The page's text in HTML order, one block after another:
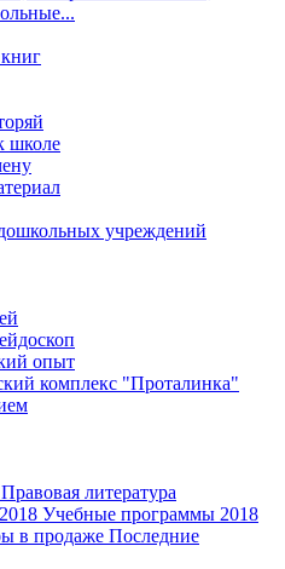
школе
учреждений
опыт
комплекс "Проталинка"
Правовая литература
Учебные программы 2018
Последние